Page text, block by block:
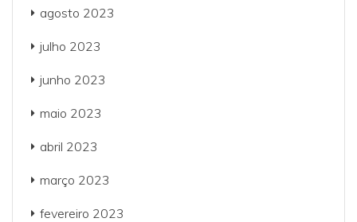
agosto 2023
julho 2023
junho 2023
maio 2023
abril 2023
março 2023
fevereiro 2023